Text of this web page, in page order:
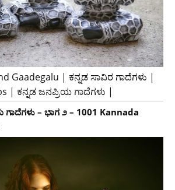
Gaadegalu | ಕನ್ನಡ ಸಾವಿರ ಗಾದೆಗಳು |
| ಕನ್ನಡ ಜನಪ್ರಿಯ ಗಾದೆಗಳು |
ಗಾದೆಗಳು – ಭಾಗ ೨ – 1001 Kannada